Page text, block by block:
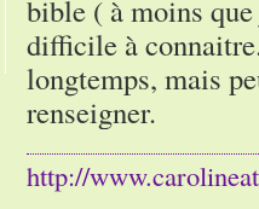
bible ( à moins
difficile à
longtemps, mais
renseigner.
http://